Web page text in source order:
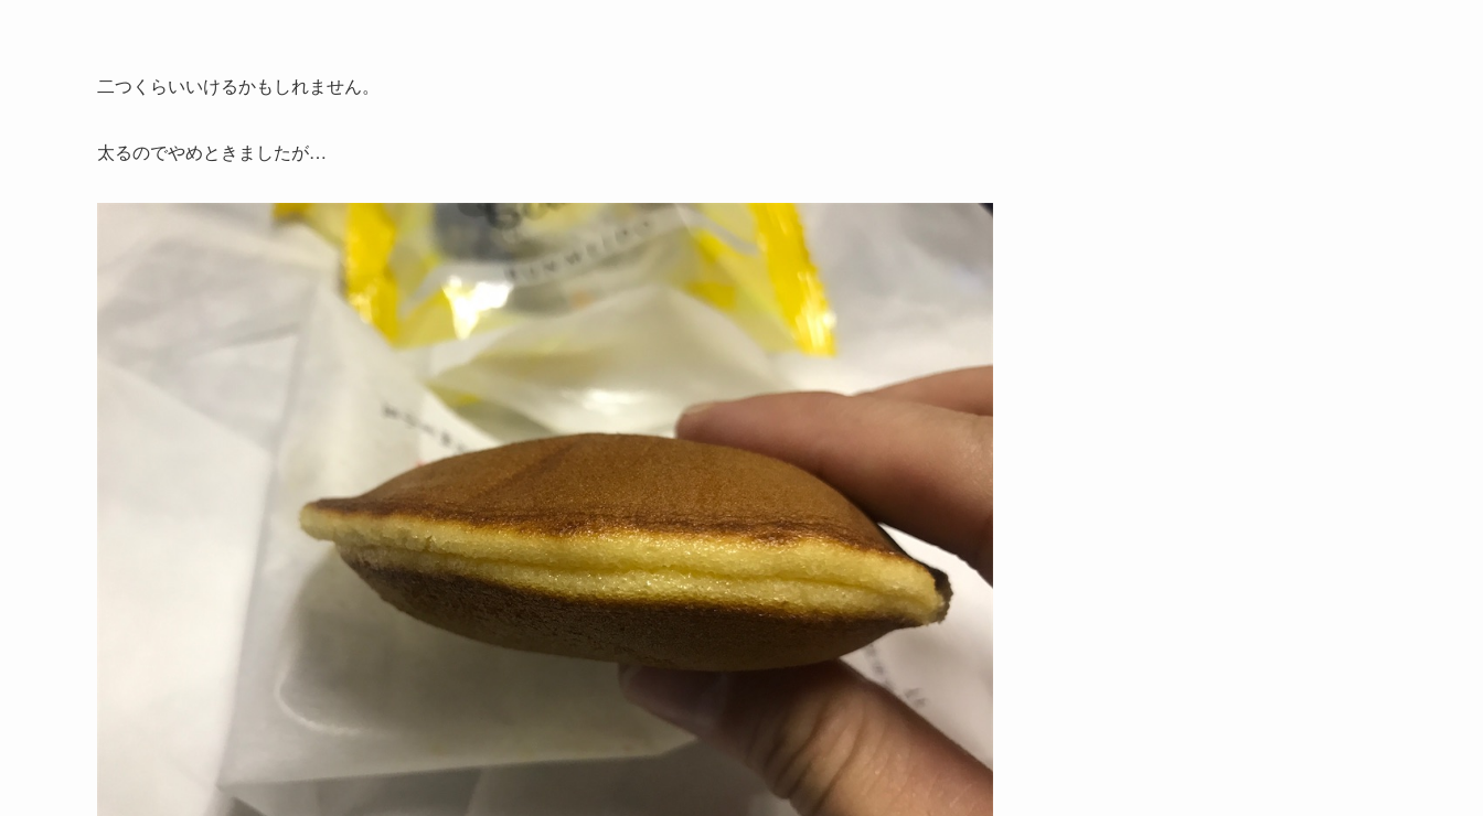
二つくらいいけるかもしれません。
太るのでやめときましたが…